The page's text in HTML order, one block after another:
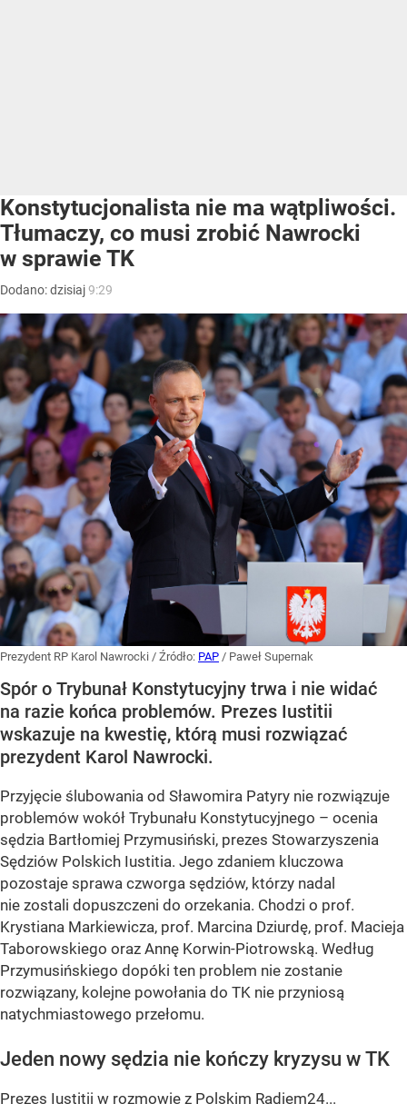
Konstytucjonalista nie ma wątpliwości.
Tłumaczy, co musi zrobić Nawrocki
w sprawie TK
Dodano:dzisiaj9:29
Prezydent RP Karol Nawrocki / Źródło: PAP / Paweł Supernak
Spór o Trybunał Konstytucyjny trwa i nie widać
na razie końca problemów. Prezes Iustitii
wskazuje na kwestię, którą musi rozwiązać
prezydent Karol Nawrocki.
Przyjęcie ślubowania od Sławomira Patyry nie rozwiązuje
problemów wokół Trybunału Konstytucyjnego – ocenia
sędzia Bartłomiej Przymusiński, prezes Stowarzyszenia
Sędziów Polskich Iustitia. Jego zdaniem kluczowa
pozostaje sprawa czworga sędziów, którzy nadal
nie zostali dopuszczeni do orzekania. Chodzi o prof.
Krystiana Markiewicza, prof. Marcina Dziurdę, prof. Macieja
Taborowskiego oraz Annę Korwin-Piotrowską. Według
Przymusińskiego dopóki ten problem nie zostanie
rozwiązany, kolejne powołania do TK nie przyniosą
natychmiastowego przełomu.
Jeden nowy sędzia nie kończy kryzysu w TK
Prezes Iustitii w rozmowie z Polskim Radiem24...